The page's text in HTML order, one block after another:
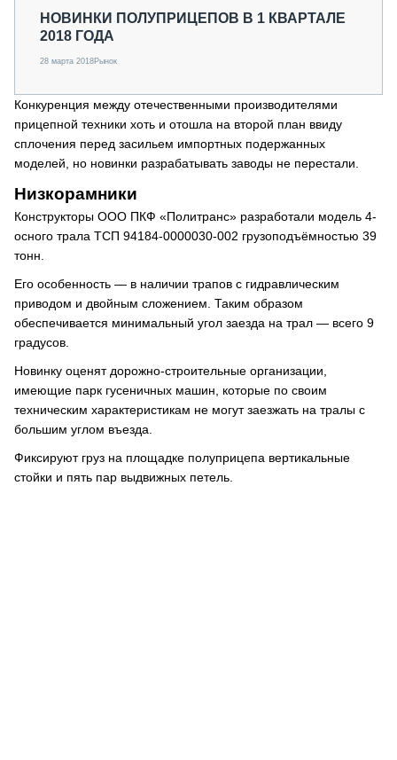
НОВИНКИ ПОЛУПРИЦЕПОВ В 1 КВАРТАЛЕ
2018 ГОДА
28 марта 2018Рынок
Конкуренция между отечественными производителями
прицепной техники хоть и отошла на второй план ввиду
сплочения перед засильем импортных подержанных
моделей, но новинки разрабатывать заводы не перестали.
Низкорамники
Конструкторы ООО ПКФ «Политранс» разработали модель 4-
осного трала ТСП 94184-0000030-002 грузоподъёмностью 39
тонн.
Его особенность — в наличии трапов с гидравлическим
приводом и двойным сложением. Таким образом
обеспечивается минимальный угол заезда на трал — всего 9
градусов.
Новинку оценят дорожно-строительные организации,
имеющие парк гусеничных машин, которые по своим
техническим характеристикам не могут заезжать на тралы с
большим углом въезда.
Фиксируют груз на площадке полуприцепа вертикальные
стойки и пять пар выдвижных петель.